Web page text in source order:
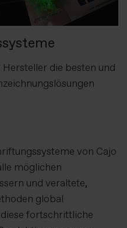
die besten und
von Cajo
möglichen
und veraltete,
global
diese fortschrittliche